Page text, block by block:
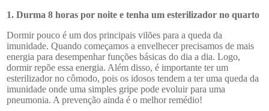
1. Durma 8 horas por noite e tenha um esterilizador no quarto
Dormir pouco é um dos principais vilões para a queda da
imunidade. Quando começamos a envelhecer precisamos de mais
energia para desempenhar funções básicas do dia a dia. Logo,
dormir repõe essa energia. Além disso, é importante ter um
esterilizador no cômodo, pois os idosos tendem a ter uma queda da
imunidade onde uma simples gripe pode evoluir para uma
pneumonia. A prevenção ainda é o melhor remédio!